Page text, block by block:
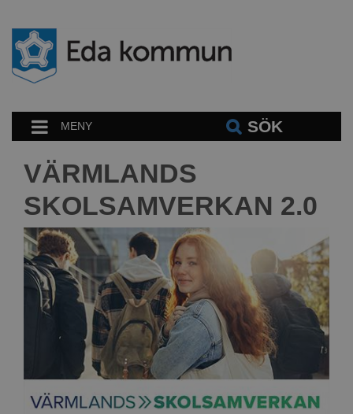
MENY SÖK
VÄRMLANDS
SKOLSAMVERKAN 2.0